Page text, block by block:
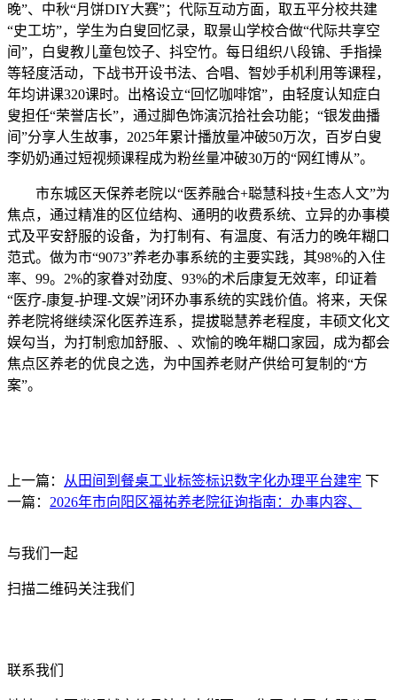
晚”、中秋“月饼DIY大赛”；代际互动方面，取五平分校共建
“史工坊”，学生为白叟回忆录，取景山学校合做“代际共享空
间”，白叟教儿童包饺子、抖空竹。每日组织八段锦、手指操
等轻度活动，下战书开设书法、合唱、智妙手机利用等课程，
年均讲课320课时。出格设立“回忆咖啡馆”，由轻度认知症白
叟担任“荣誉店长”，通过脚色饰演沉拾社会功能；“银发曲播
间”分享人生故事，2025年累计播放量冲破50万次，百岁白叟
李奶奶通过短视频课程成为粉丝量冲破30万的“网红博从”。
市东城区天保养老院以“医养融合+聪慧科技+生态人文”为
焦点，通过精准的区位结构、通明的收费系统、立异的办事模
式及平安舒服的设备，为打制有、有温度、有活力的晚年糊口
范式。做为市“9073”养老办事系统的主要实践，其98%的入住
率、99。2%的家眷对劲度、93%的术后康复无效率，印证着
“医疗-康复-护理-文娱”闭环办事系统的实践价值。将来，天保
养老院将继续深化医养连系，提拔聪慧养老程度，丰硕文化文
娱勾当，为打制愈加舒服、、欢愉的晚年糊口家园，成为都会
焦点区养老的优良之选，为中国养老财产供给可复制的“方
案”。
上一篇： 从田间到餐桌工业标签标识数字化办理平台建牢 下
一篇： 2026年市向阳区福祐养老院征询指南：办事内容、
与我们一起
扫描二维码关注我们
联系我们